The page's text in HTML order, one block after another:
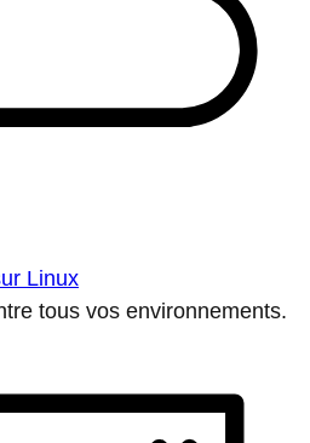
Linux
tous vos environnements.